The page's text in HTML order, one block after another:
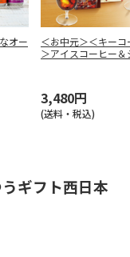
オー
＜お中元＞＜キーコ
＞アイスコーヒー＆
3,480円
(送料・税込)
ギフト西日本